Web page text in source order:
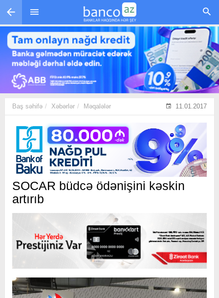
Skip to main content
Baş səhifə Xəbərlər Məqalələr 11.01.2017
SOCAR büdcə ödənişini kəskin
artırıb